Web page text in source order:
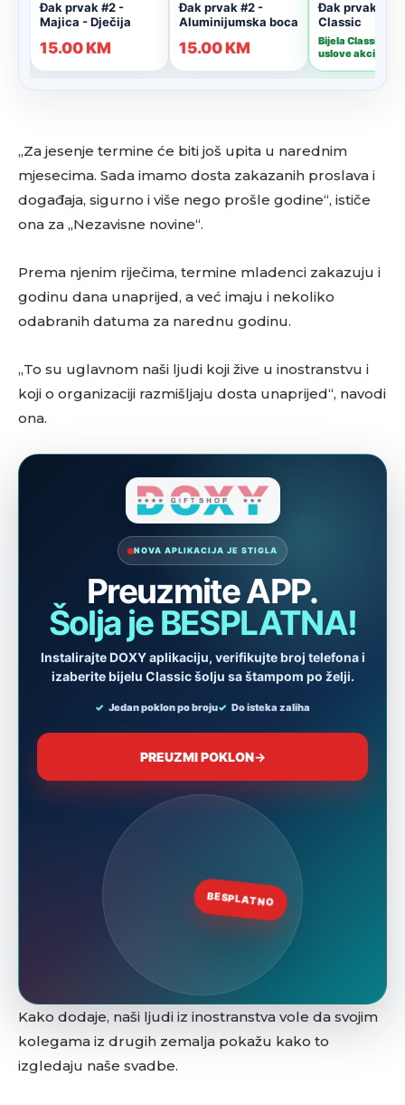
„Za jesenje termine će biti još upita u narednim
mjesecima. Sada imamo dosta zakazanih proslava i
događaja, sigurno i više nego prošle godine“, ističe
ona za „Nezavisne novine“.
Prema njenim riječima, termine mladenci zakazuju i
godinu dana unaprijed, a već imaju i nekoliko
odabranih datuma za narednu godinu.
„To su uglavnom naši ljudi koji žive u inostranstvu i
koji o organizaciji razmišljaju dosta unaprijed“, navodi
ona.
Kako dodaje, naši ljudi iz inostranstva vole da svojim
kolegama iz drugih zemalja pokažu kako to
izgledaju naše svadbe.